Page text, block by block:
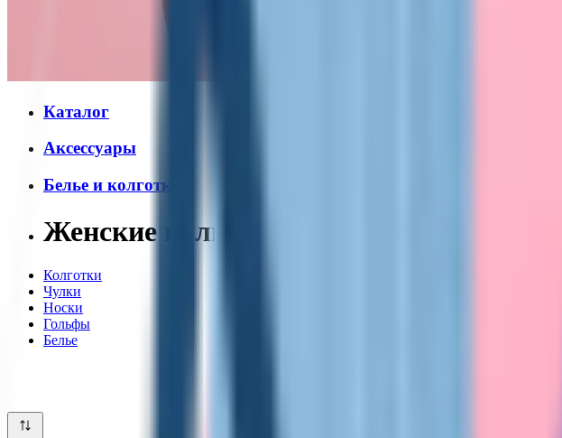
Каталог
Аксессуары
Белье и колготки
Женские колготки
Колготки
Чулки
Носки
Гольфы
Белье